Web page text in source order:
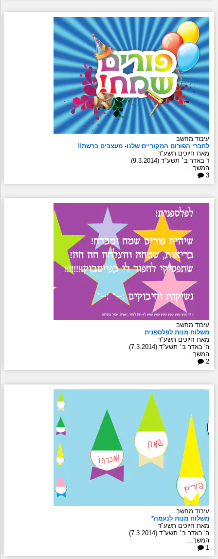
עיבוד מחשב
לחברי הפורום המקוריים שלנו- מעצבים ברשת!!
מאת חיוכים תשע"ד
ז' באדר ב׳ תשע"ד (9.3.2014)
המשך...
3
עיבוד מחשב
משלוח מנות לפלספנית
מאת חיוכים תשע"ד
ה' באדר ב׳ תשע"ד (7.3.2014)
המשך...
2
עיבוד מחשב
משלוח מנות לנעמה*
מאת חיוכים תשע"ד
ה' באדר ב׳ תשע"ד (7.3.2014)
המשך...
1